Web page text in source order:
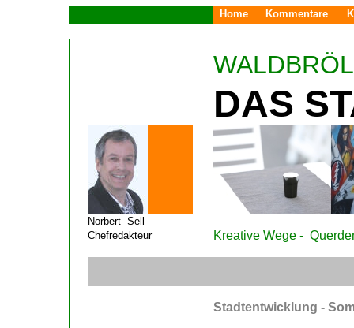
Home Kommentare
WALDBRÖL
DAS
Norbert Sell
Chefredakteur
Kreative Wege -
Stadtentwicklung -